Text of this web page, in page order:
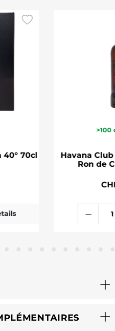
40° 70cl
>100
Havana
Ron de